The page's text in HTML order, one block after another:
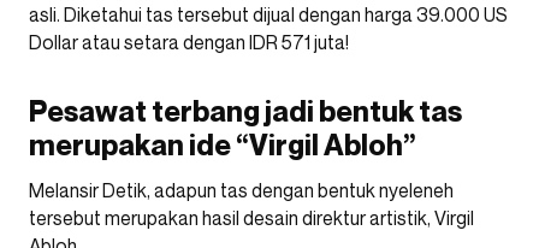
asli. Diketahui tas tersebut dijual dengan harga 39.000 US
Dollar atau setara dengan IDR 571 juta!
Pesawat terbang jadi bentuk tas
merupakan ide “Virgil Abloh”
Melansir Detik, adapun tas dengan bentuk nyeleneh
tersebut merupakan hasil desain direktur artistik, Virgil